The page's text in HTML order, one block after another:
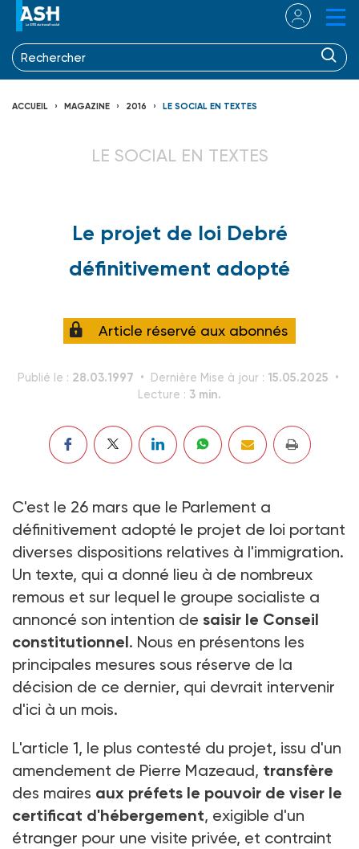
ACCUEIL MAGAZINE 2016 LE SOCIAL EN TEXTES
LE SOCIAL EN TEXTES
Le projet de loi Debré
définitivement adopté
Article réservé aux abonnés
Publié le : 28.03.1997 Dernière Mise à jour : 15.05.2025
Lecture : 3 min.
C'est le 26 mars que le Parlement a
définitivement adopté le projet de loi portant
diverses dispositions relatives à l'immigration.
Un texte, qui a donné lieu à de nombreux
remous et sur lequel le groupe socialiste a
annoncé son intention de saisir le Conseil
constitutionnel. Nous en présentons les
principales mesures sous réserve de la
décision de ce dernier, qui devrait intervenir
d'ici à un mois.
L'article 1, le plus contesté du projet, issu d'un
amendement de Pierre Mazeaud, transfère
des maires aux préfets le pouvoir de viser le
certificat d'hébergement, exigible d'un
étranger pour une visite privée, et contraint